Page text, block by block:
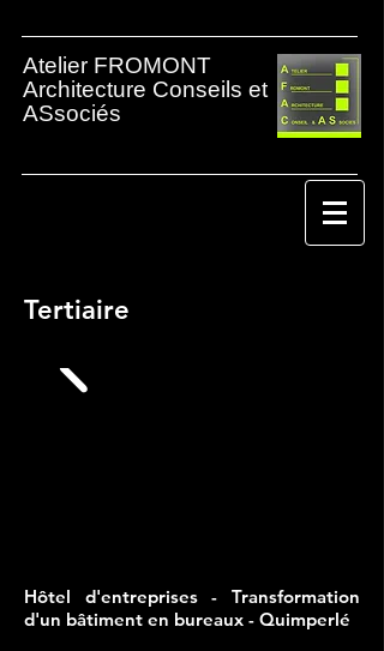
Atelier FROMONT
Architecture Conseils et
ASsociés
Tertiaire
Hôtel d'entreprises - Transformation
d'un bâtiment en bureaux - Quimperlé